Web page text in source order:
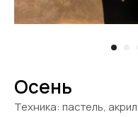
Осень
Техника: пастель,